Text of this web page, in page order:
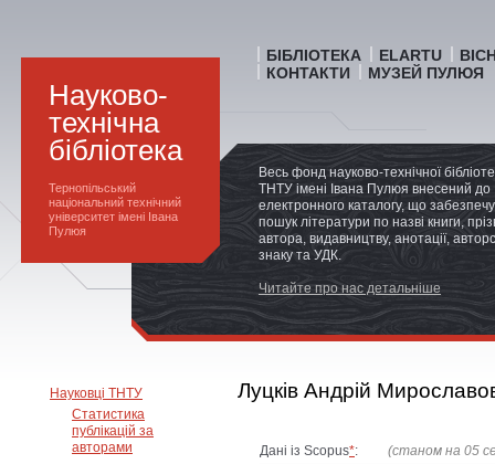
Науково-
технічна
бібліотека
Тернопільський
національний технічний
університет імені Івана
Пулюя
БІБЛІОТЕКА ELARTU
КОНТАКТИ
МУЗЕЙ ПУЛЮЯ
Весь фонд науково-технічної
ТНТУ імені Івана Пулюя внесений до
електронного каталогу, що
пошук літератури по назві книги,
автора, видавництву, анотації,
знаку та УДК.
Читайте про нас детальніше
Науковці ТНТУ
Статистика
публікацій за
авторами
Луцків Андрій
Дані із Scopus*: (станом на 05